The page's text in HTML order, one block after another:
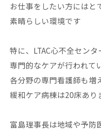
お仕事をしたい方にはと
素晴らしい環境です
特に、LTAC心不全センタ
専門的なケアが行われて
各分野の専門看護師も増
緩和ケア病棟は20床あり
富島理事長は地域や予防